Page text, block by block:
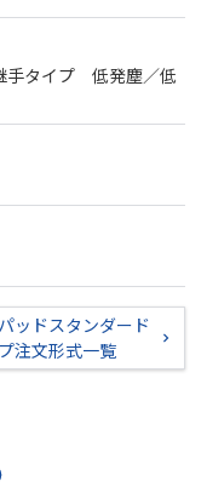
タイプ 低発塵／低
ッドスタンダード
注文形式一覧